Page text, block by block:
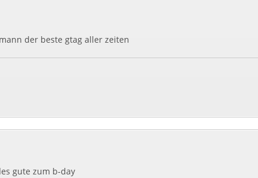
der beste gtag aller zeiten
gute zum b-day